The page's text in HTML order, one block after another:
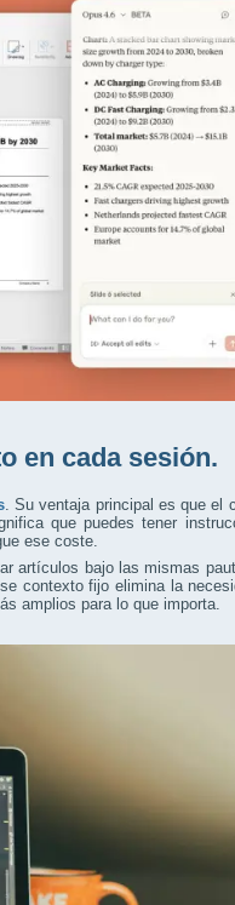
en cada sesión.
. Su ventaja principal es que el
que puedes tener
ese coste.
artículos bajo las mismas
contexto fijo elimina la
amplios para lo que importa.